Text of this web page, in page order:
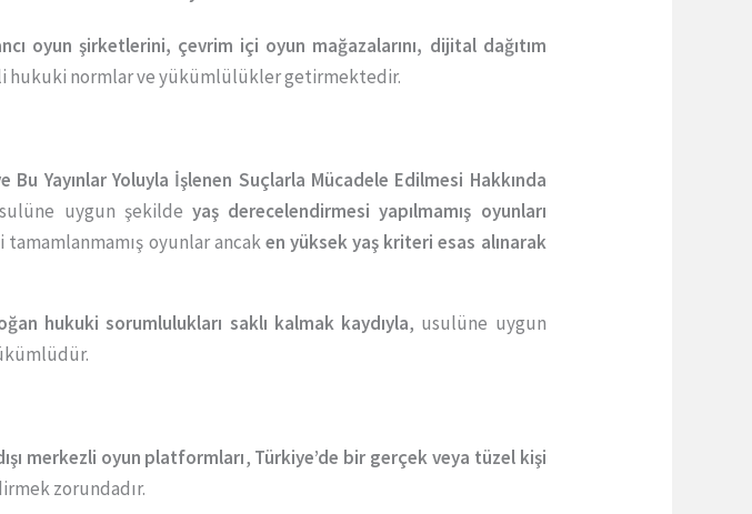
oyun şirketlerini, çevrim içi oyun mağazalarını, dijital dağıtım
hukuki normlar ve yükümlülükler getirmektedir.
Bu Yayınlar Yoluyla İşlenen Suçlarla Mücadele Edilmesi Hakkında
uygun şekilde yaş derecelendirmesi yapılmamış oyunları
oyunlar ancaken yüksek yaş kriteri esas alınarak
hukuki sorumlulukları saklı kalmak kaydıyla, usulüne uygun
merkezli oyun platformları, Türkiye’de bir gerçek veya tüzel kişi
zorundadır.